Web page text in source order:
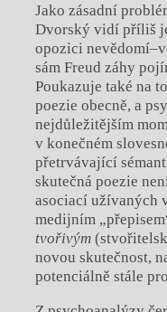
Jako zásadní
Dvorský vidí příliš
opozici
sám Freud záhy
Poukazuje také na
poezie obecně, a
nejdůležitějším
v konečném
přetrvávající
skutečná poezie
asociací užívaných
medijním
tvořivým
novou skutečnost,
potenciálně stále